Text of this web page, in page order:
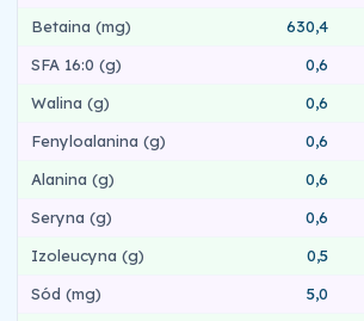
Betaina (mg) 630,4
SFA 16:0 (g)
0,6
Walina (g)
0,6
Fenyloalanina (g)
0,6
Alanina (g)
0,6
Seryna (g)
0,6
Izoleucyna (g)
0,5
Sód (mg)
5,0